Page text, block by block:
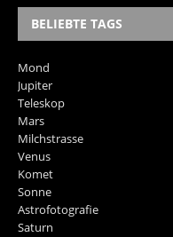
BELIEBTE TAGS
Mond
Jupiter
Teleskop
Mars
Milchstrasse
Venus
Komet
Sonne
Astrofotografie
Saturn